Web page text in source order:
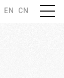
EN CN